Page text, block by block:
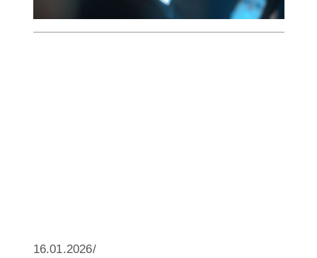
16.01.2026/